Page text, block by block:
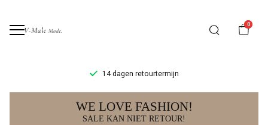
0
14 dagen retourtermijn
JumpsuitWE LOVE FASHION!
SALE KAN NIET RETOUR!